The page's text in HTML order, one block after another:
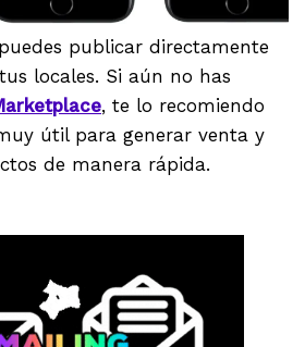
publicar directamente
locales. Si aún no has
rketplace, te lo recomiendo
útil para generar venta y
de manera rápida.